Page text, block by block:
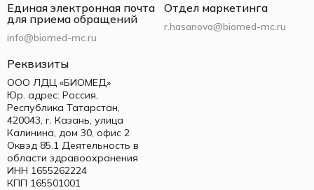
Единая электронная почта
для приема обращений
info@biomed-mc.ru
Отдел маркетинга
r.hasanova@biomed-mc.ru
Реквизиты
ООО ЛДЦ «БИОМЕД»
Юр. адрес: Россия,
Республика Татарстан,
420043, г. Казань, улица
Калинина, дом 30, офис 2
Оквэд 85.1 Деятельность в
области здравоохранения
ИНН 1655262224
КПП 165501001